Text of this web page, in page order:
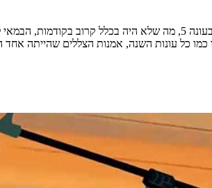
מושלם.
כל עונות השנה, אמנות הצללים שהייתה